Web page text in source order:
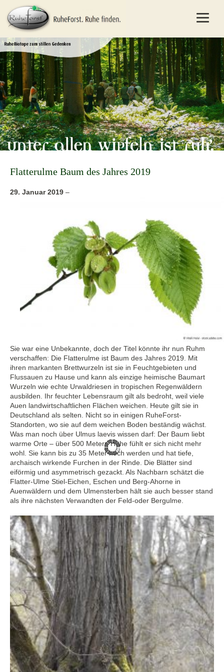
Flatterulme Baum des Jahres 2019
29. Januar 2019 –
Sie war eine Unbekannte, doch der Titel könnte ihr nun Ruhm
verschaffen: Die Flatterulme ist Baum des Jahres 2019. Mit
ihren markanten Brettwurzeln ist sie in Feuchtgebieten und
Flussauen zu Hause und kann als einzige heimische Baumart
Wurzeln wie echte Urwaldriesen in tropischen Regenwäldern
ausbilden. Ihr feuchter Lebensraum gilt als bedroht, weil viele
Auen landwirtschaftlichen Flächen weichen. Heute gilt sie in
Deutschland als selten. Nicht so in einigen RuheForst-
Standorten, wo sie auf dem weichen Boden beständig wächst.
Was man noch über Ulmus laevis wissen darf: Der Baum liebt
warme Orte – über 500 Metern Höhe fühlt er sich nicht mehr
wohl. Sie kann bis zu 35 Meter hoch werden und hat tiefe,
archaisch wirkende Furchen in der Rinde. Die Blätter sind
eiförmig und asymmetrisch gezackt. Als Nachbarn schätzt die
Flatter-Ulme Stiel-Eichen, Eschen und Berg-Ahorne in
Auenwäldern und dem Ulmensterben hält sie auch besser stand
als ihre nächsten Verwandten der Feld-oder Bergulme.